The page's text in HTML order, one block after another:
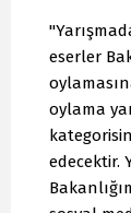
eserler
oylama
edecektir.